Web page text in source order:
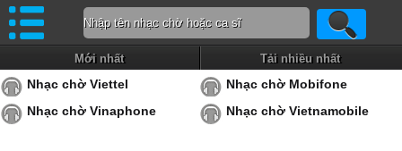
Mới nhất Tải nhiều nhất
Nhạc chờ Viettel
Nhạc chờ Mobifone
Nhạc chờ Vinaphone
Nhạc chờ Vietnamobile